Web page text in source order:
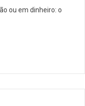
ou em dinheiro: o